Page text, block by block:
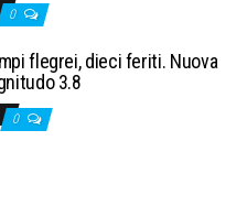
0
flegrei, dieci feriti. Nuova
3.8
0